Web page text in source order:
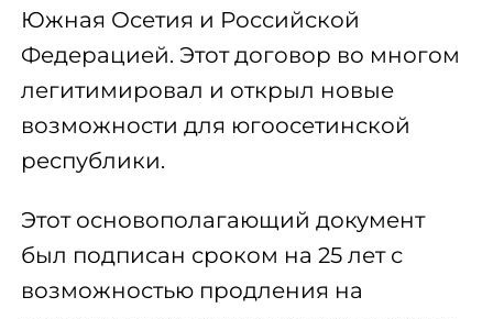
Южная Осетия и Российской
Федерацией. Этот договор во многом
легитимировал и открыл новые
возможности для югоосетинской
республики.
Этот основополагающий документ
был подписан сроком на 25 лет с
возможностью продления на